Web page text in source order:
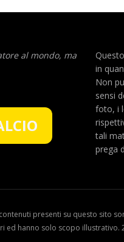
al mondo, ma
in
Non
sensi
foto, i
tali
prega
presenti su questo sito
hanno solo scopo illustrativo.